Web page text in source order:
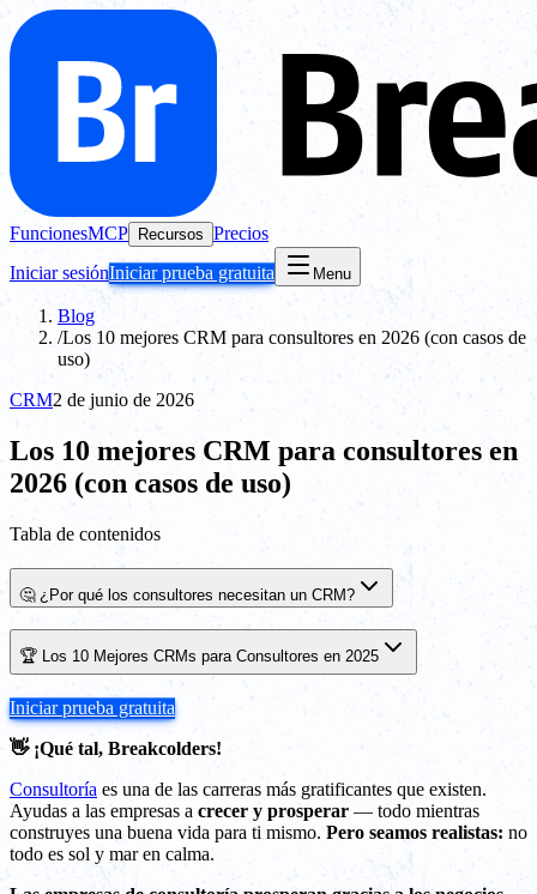
FuncionesMCP Recursos Precios
Iniciar sesiónIniciar prueba gratuita Menu
Blog
/Los 10 mejores CRM para consultores en 2026 (con casos de
uso)
CRM2 de junio de 2026
Los 10 mejores CRM para consultores en
2026 (con casos de uso)
Tabla de contenidos
🤔 ¿Por qué los consultores necesitan un CRM?
🏆 Los 10 Mejores CRMs para Consultores en 2025
Iniciar prueba gratuita
👋 ¡Qué tal, Breakcolders!
Consultoría es una de las carreras más gratificantes que existen.
Ayudas a las empresas a crecer y prosperar— todo mientras
construyes una buena vida para ti mismo. Pero seamos realistas: no
todo es sol y mar en calma.